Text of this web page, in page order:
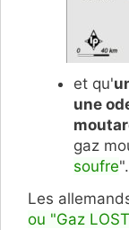
et qu'
une
gaz
soufre".
Les
ou "Gaz LOST